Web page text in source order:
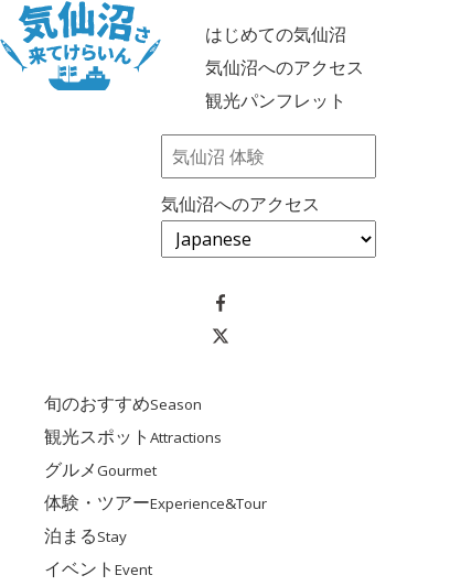
はじめての気仙沼
気仙沼へのアクセス
観光パンフレット
気仙沼へのアクセス
旬のおすすめSeason
観光スポット Attractions
グルメGourmet
体験・ツアーExperience&Tour
泊まるStay
イベント Event